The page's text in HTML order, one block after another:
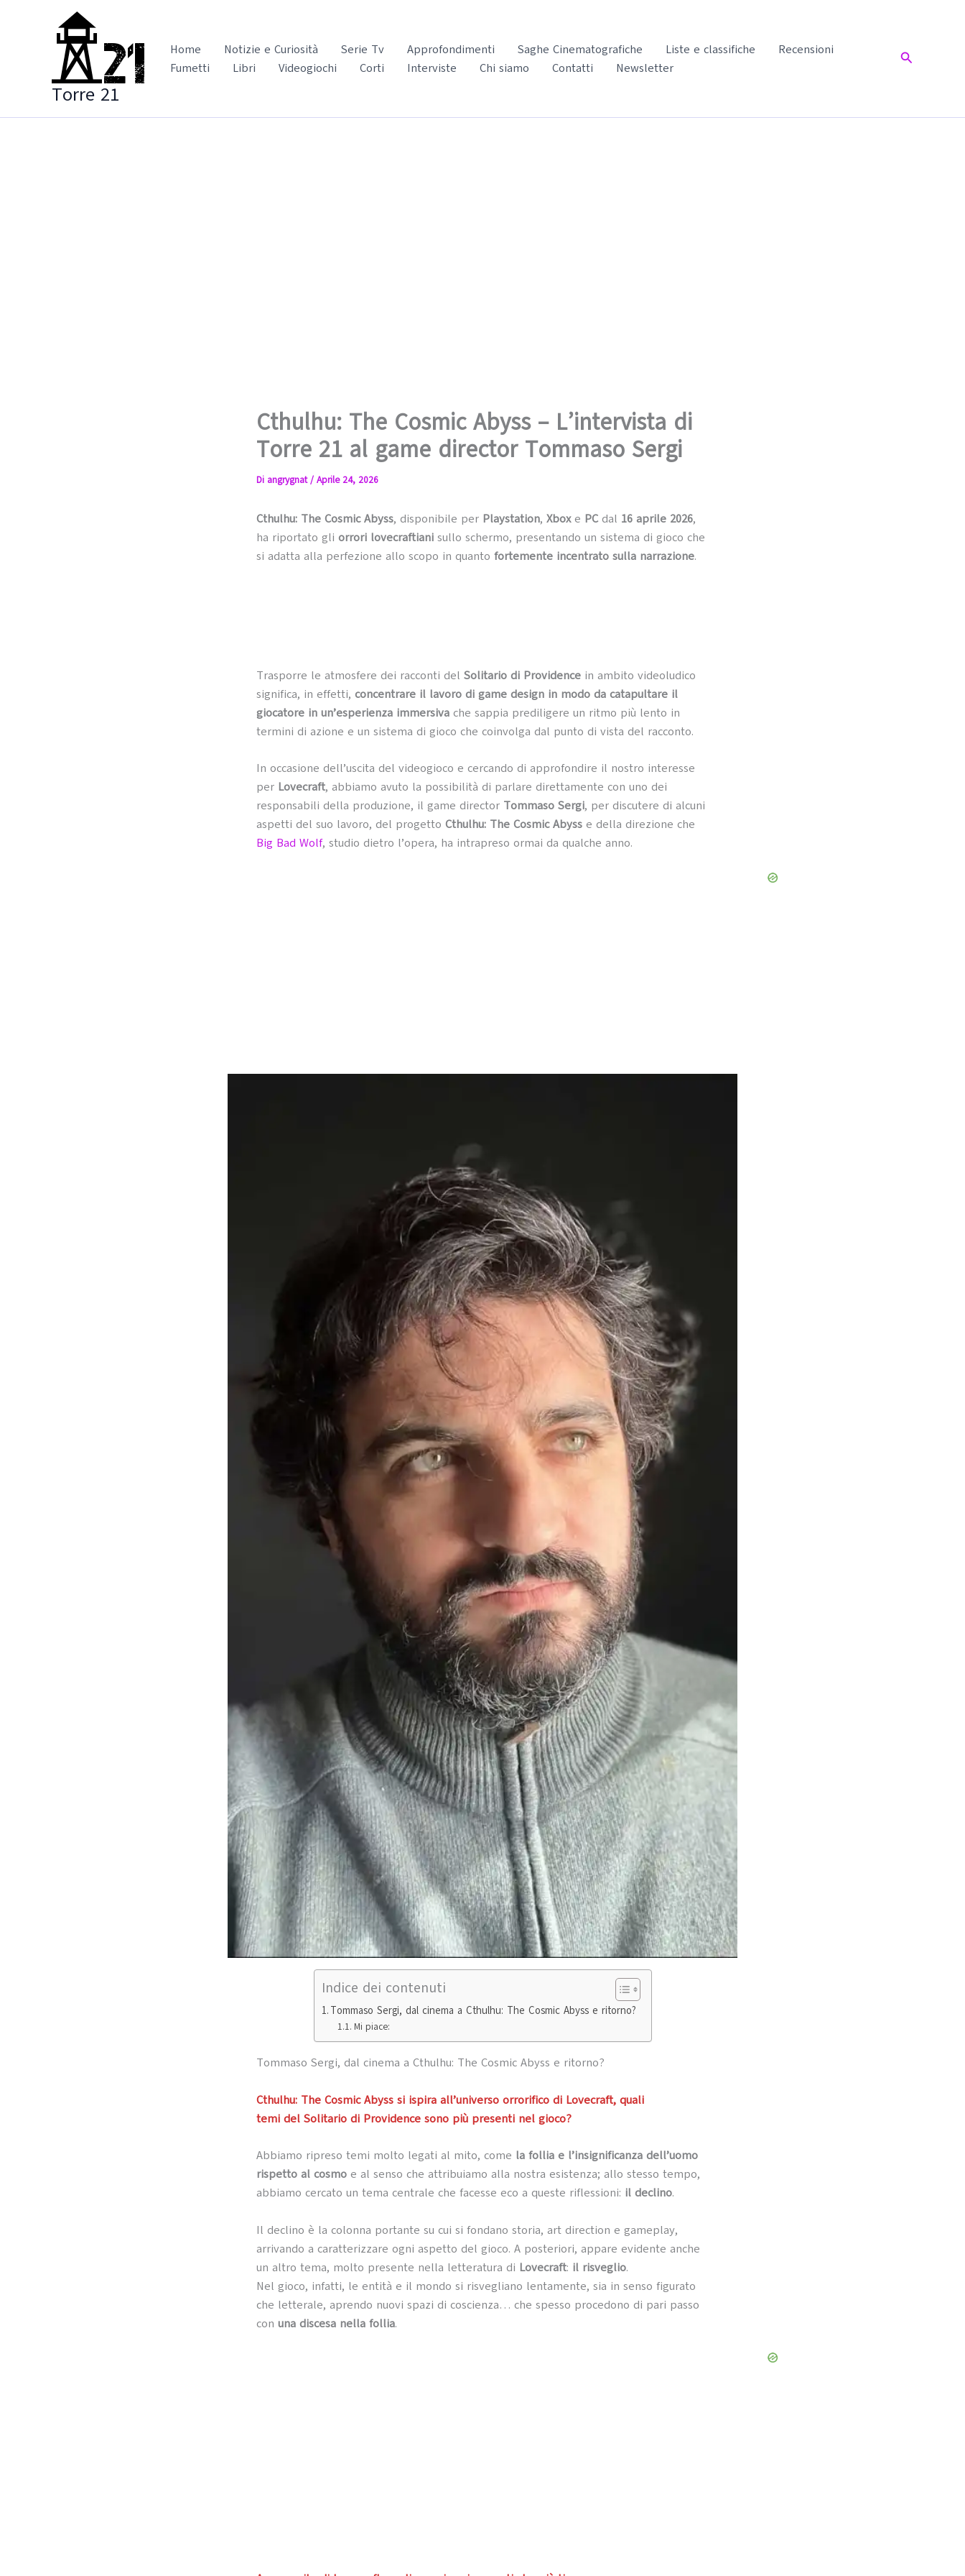
Torre 21
Home Notizie e Curiosità Serie Tv Approfondimenti Saghe Cinematografiche Liste e classifiche
Recensioni
Fumetti
Libri Videogiochi Corti Interviste Chi siamo Contatti Newsletter
Cerca
Cthulhu: The Cosmic Abyss – L’intervista di
Torre 21 al game director Tommaso Sergi
Di angrygnat/ Aprile 24, 2026
Cthulhu: The Cosmic Abyss, disponibile per Playstation, Xboxe PCdal 16 aprile 2026,
ha riportato gli orrori lovecraftiani sullo schermo, presentando un sistema di gioco che
si adatta alla perfezione allo scopo in quanto fortemente incentrato sulla narrazione.
Trasporre le atmosfere dei racconti del Solitario di Providence in ambito videoludico
significa, in effetti, concentrare il lavoro di game design in modo da catapultare il
giocatore in un’esperienza immersiva che sappia prediligere un ritmo più lento in
termini di azione e un sistema di gioco che coinvolga dal punto di vista del racconto.
In occasione dell’uscita del videogioco e cercando di approfondire il nostro interesse
per Lovecraft, abbiamo avuto la possibilità di parlare direttamente con uno dei
responsabili della produzione, il game director Tommaso Sergi, per discutere di alcuni
aspetti del suo lavoro, del progetto Cthulhu: The Cosmic Abyss e della direzione che
Big Bad Wolf, studio dietro l’opera, ha intrapreso ormai da qualche anno.
Indice dei contenuti
Tommaso Sergi, dal cinema a Cthulhu: The Cosmic Abyss e ritorno?
Mi piace:
Tommaso Sergi, dal cinema a Cthulhu: The Cosmic Abyss e ritorno?
Cthulhu: The Cosmic Abyss si ispira all’universo orrorifico di Lovecraft, quali
temi del Solitario di Providence sono più presenti nel gioco?
Abbiamo ripreso temi molto legati al mito, come la follia e l’insignificanza dell’uomo
rispetto al cosmo e al senso che attribuiamo alla nostra esistenza; allo stesso tempo,
abbiamo cercato un tema centrale che facesse eco a queste riflessioni: il declino.
Il declino è la colonna portante su cui si fondano storia, art direction e gameplay,
arrivando a caratterizzare ogni aspetto del gioco. A posteriori, appare evidente anche
un altro tema, molto presente nella letteratura di Lovecraft: il risveglio.
Nel gioco, infatti, le entità e il mondo si risvegliano lentamente, sia in senso figurato
che letterale, aprendo nuovi spazi di coscienza… che spesso procedono di pari passo
con una discesa nella follia.